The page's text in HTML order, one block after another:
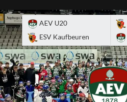
to
content
AEV U20
ESV Kaufbeuren